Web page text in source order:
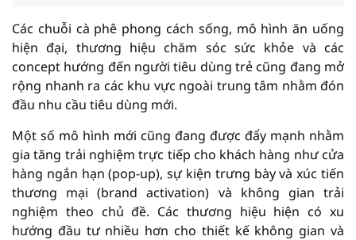
Các chuỗi cà phê phong cách sống, mô hình ăn uống
hiện đại, thương hiệu chăm sóc sức khỏe và các
concept hướng đến người tiêu dùng trẻ cũng đang mở
rộng nhanh ra các khu vực ngoài trung tâm nhằm đón
đầu nhu cầu tiêu dùng mới.
Một số mô hình mới cũng đang được đẩy mạnh nhằm
gia tăng trải nghiệm trực tiếp cho khách hàng như cửa
hàng ngắn hạn (pop-up), sự kiện trưng bày và xúc tiến
thương mại (brand activation) và không gian trải
nghiệm theo chủ đề. Các thương hiệu hiện có xu
hướng đầu tư nhiều hơn cho thiết kế không gian và